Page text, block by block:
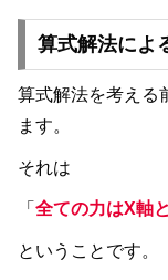
算式解法によ
算式解法を考える
ます。
それは
「 全ての力はX軸
ということです。